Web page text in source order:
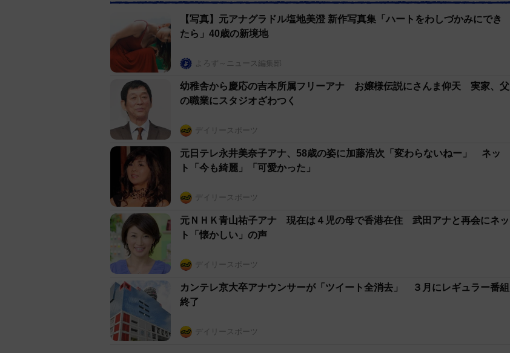
【写真】元アナグラドル塩地美澄 新作写真集「ハートをわしづかみにでき
たら」40歳の新境地
よろず～ニュース編集部
幼稚舎から慶応の吉本所属フリーアナ お嬢様伝説にさんま仰天 実家、父
の職業にスタジオざわつく
デイリースポーツ
元日テレ永井美奈子アナ、58歳の姿に加藤浩次「変わらないねー」 ネッ
ト「今も綺麗」「可愛かった」
デイリースポーツ
元ＮＨＫ青山祐子アナ 現在は４児の母で香港在住 武田アナと再会にネッ
ト「懐かしい」の声
デイリースポーツ
カンテレ京大卒アナウンサーが「ツイート全消去」 ３月にレギュラー番組
終了
デイリースポーツ